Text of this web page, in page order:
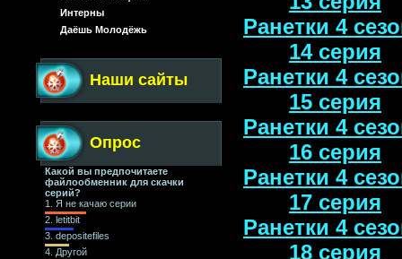
Интерны
Даёшь Молодёжь
Наши сайты
Опрос
Какой вы предпочитаете
файлообменник для скачки
серий?
1. Я не качаю серии
2. letitbit
3. depositefiles
4. Другой
Ранетки 4
14 серия
Ранетки 4
15 серия
Ранетки 4
16 серия
Ранетки 4
17 серия
Ранетки 4
18 серия